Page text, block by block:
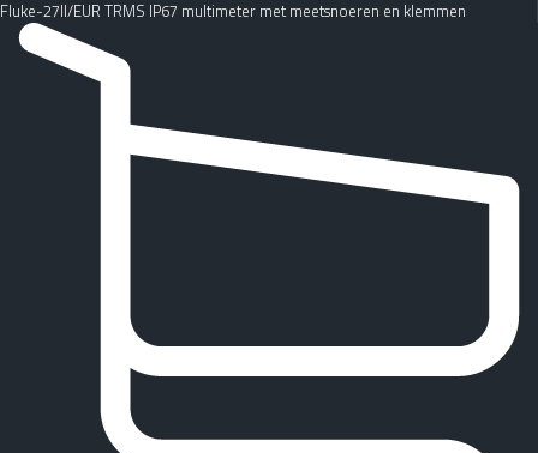
Fluke-27II/EUR TRMS IP67 multimeter met meetsnoeren en klemmen